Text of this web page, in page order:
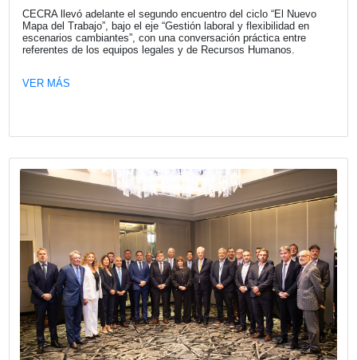
Encuentro Empresarial con el
la provincia de Neuquén Rolando
VER MÁS